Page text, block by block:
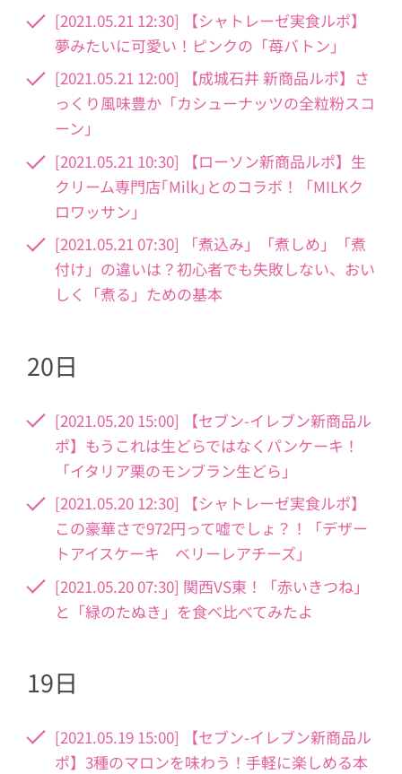
[2021.05.21 12:30] 【シャトレーゼ実食ルポ】
夢みたいに可愛い！ピンクの「苺バトン」
[2021.05.21 12:00] 【成城石井 新商品ルポ】さ
っくり風味豊か「カシューナッツの全粒粉スコ
ーン」
[2021.05.21 10:30] 【ローソン新商品ルポ】生
クリーム専門店｢Milk｣とのコラボ！「MILKク
ロワッサン」
[2021.05.21 07:30] 「煮込み」「煮しめ」「煮
付け」の違いは？初心者でも失敗しない、おい
しく「煮る」ための基本
20日
[2021.05.20 15:00] 【セブン-イレブン新商品ル
ポ】もうこれは生どらではなくパンケーキ！
「イタリア栗のモンブラン生どら」
[2021.05.20 12:30] 【シャトレーゼ実食ルポ】
この豪華さで972円って嘘でしょ？！「デザー
トアイスケーキ ベリーレアチーズ」
[2021.05.20 07:30] 関西VS東！「赤いきつね」
と「緑のたぬき」を食べ比べてみたよ
19日
[2021.05.19 15:00] 【セブン-イレブン新商品ル
ポ】3種のマロンを味わう！手軽に楽しめる本